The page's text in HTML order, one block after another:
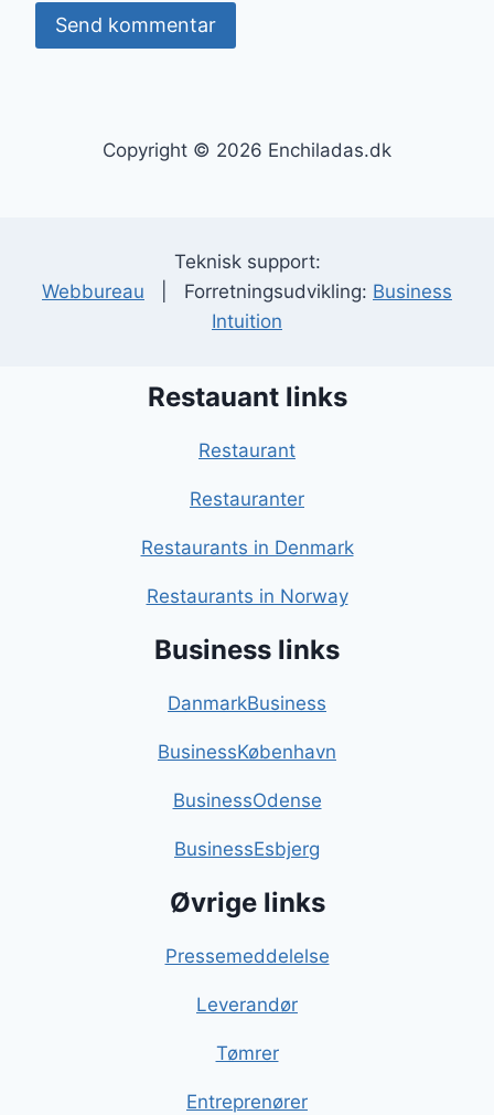
Copyright © 2026 Enchiladas.dk
Teknisk support:
Webbureau | Forretningsudvikling: Business
Intuition
Restauant links
Restaurant
Restauranter
Restaurants in Denmark
Restaurants in Norway
Business links
DanmarkBusiness
BusinessKøbenhavn
BusinessOdense
BusinessEsbjerg
Øvrige links
Pressemeddelelse
Leverandør
Tømrer
Entreprenører